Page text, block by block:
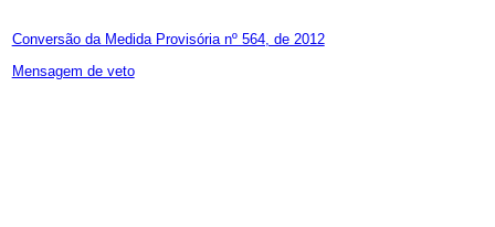
Conversão da Medida Provisória nº 564, de 2012
Mensagem de veto